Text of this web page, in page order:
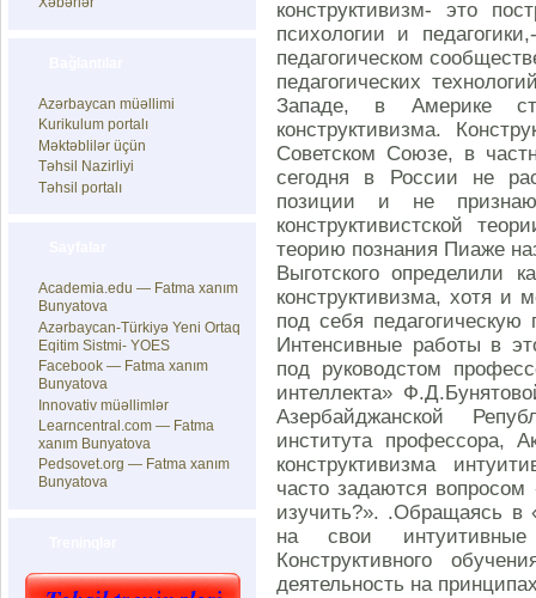
Azərbaycan müəllimi
Kurikulum portalı
Məktəblilər üçün
Təhsil Nazirliyi
Təhsil portalı
Academia.edu — Fatma xanım
Bunyatova
Azərbaycan-Türkiyə Yeni Ortaq
Eqitim Sistmi- YOES
Facebook — Fatma xanım
Bunyatova
Innovativ müəllimlər
Learncentral.com — Fatma
xanım Bunyatova
Pedsovet.org — Fatma xanım
Bunyatova
конструктивизм- это
психологии и
педагогическом
педагогических
Западе, в Америке
конструктивизма.
Советском Союзе, в
сегодня в России не
позиции и не
конструктивистской
теорию познания Пиаже
Выготского определили
конструктивизма, хотя и
под себя педагогическую
Интенсивные работы в
под руководстом
интеллекта»
Азербайджанской
института профессора,
конструктивизма
часто задаются
изучить?». .Обращаясь в
на свои
Конструктивного
деятельность на